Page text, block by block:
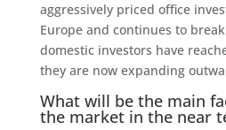
aggressively priced office
Europe and continues to
domestic investors have
they are now expanding
What will be the main
the market in the near